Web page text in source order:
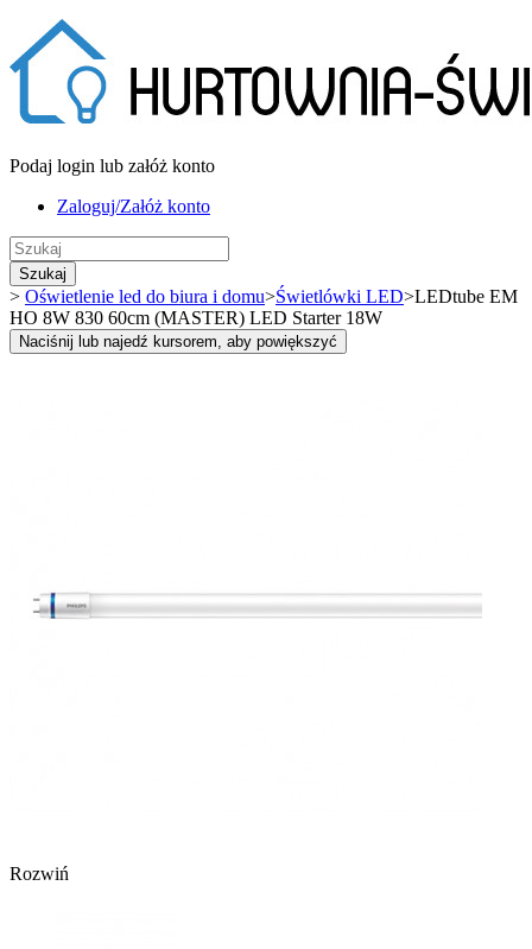
Podaj login lub załóż konto
Zaloguj/Załóż konto
Szukaj
> Oświetlenie led do biura i domu>Świetlówki LED>LEDtube EM
HO 8W 830 60cm (MASTER) LED Starter 18W
Naciśnij lub najedź kursorem, aby powiększyć
Rozwiń